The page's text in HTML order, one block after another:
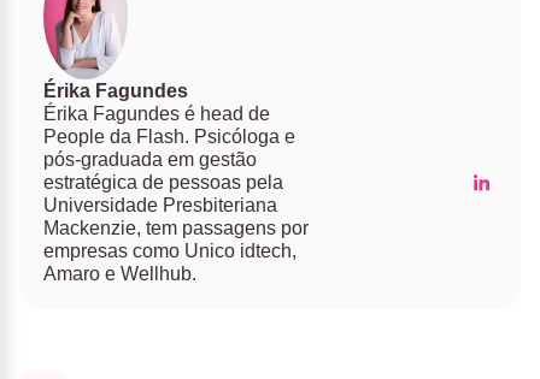
Érika Fagundes
Érika Fagundes é head de
People da Flash. Psicóloga e
pós-graduada em gestão
estratégica de pessoas pela
Universidade Presbiteriana
Mackenzie, tem passagens por
empresas como Unico idtech,
Amaro e Wellhub.